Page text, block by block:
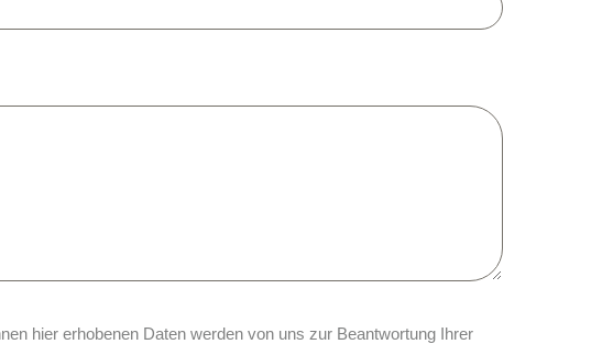
hier erhobenen Daten werden von uns zur Beantwortung Ihrer